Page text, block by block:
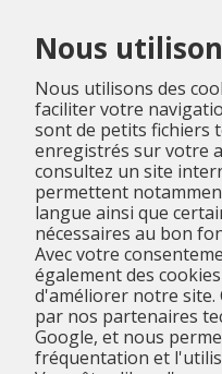
Nous
Nous utilisons des
faciliter votre
sont de petits fichiers
enregistrés sur votre
consultez un site
permettent
langue ainsi que
nécessaires au bon
Avec votre
également des
d'améliorer notre site.
par nos partenaires
Google, et nous
fréquentation et